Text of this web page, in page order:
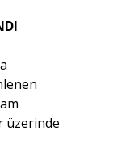
üzerinde